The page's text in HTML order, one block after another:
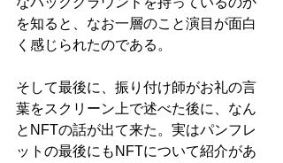
を知ると、なお一層のこと演目が面白
く感じられたのである。
そして最後に、振り付け師がお礼の言
葉をスクリーン上で述べた後に、なん
とNFTの話が出て来た。実はパンフレ
ットの最後にもNFTについて紹介があ